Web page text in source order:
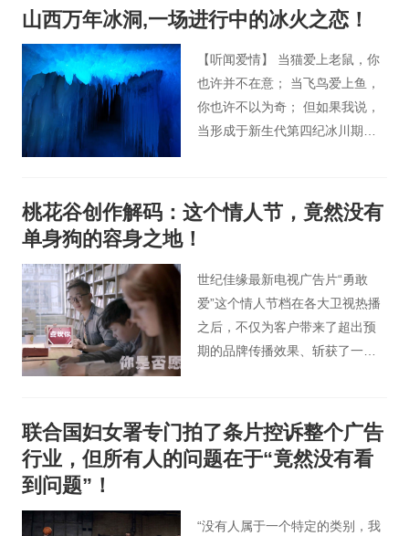
业实力绝对是保证企业能够有效
发展的一大因素，因为或许你有
实力，或许你比你的同行庞大好
几倍，但是你需要明白的是，这
些只有你知道而已。因此，拍摄
企业宣传片无疑是各个企业必不
山西万年冰洞,一场进行中的冰火之恋！
【听闻爱情】 当猫爱上老鼠，你
也许并不在意； 当飞鸟爱上鱼，
你也许不以为奇； 但如果我说，
当形成于新生代第四纪冰川期
地对我说：“开什么国际玩笑？！
冰洞和火山怎么可能在一起？！
错，“人家”就是这么任性！ 今
天，桃花谷影视广告就来带你见
证这场恋爱ing！
桃花谷创作解码：这个情人节，竟然没有
单身狗的容身之地！
世纪佳缘最新电视广告片“勇敢
爱”这个情人节档在各大卫视热播
之后，不仅为客户带来了超出预
期的品牌传播效果、斩获了一枚
完视频，网友评论：现在连广告
也这么虐单身狗，这个情人节，
还有单身狗的容身之地吗？
联合国妇女署专门拍了条片控诉整个广告
行业，但所有人的问题在于“竟然没有看
到问题”！
“没有人属于一个特定的类别，我